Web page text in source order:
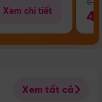
Xem chi tiết
Xem tất cả
Điểm nổi bật